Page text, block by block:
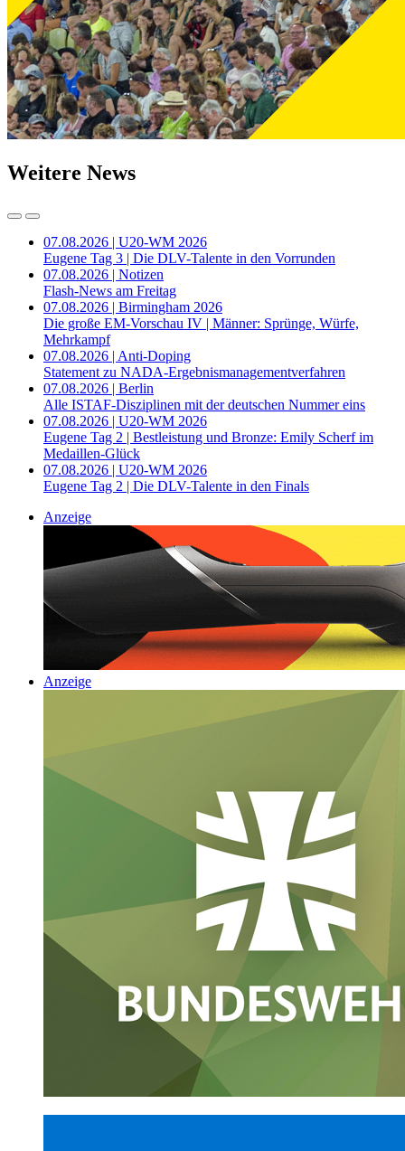
Weitere News
07.08.2026 | U20-WM 2026
Eugene Tag 3 | Die DLV-Talente in den Vorrunden
07.08.2026 | Notizen
Flash-News am Freitag
07.08.2026 | Birmingham 2026
Die große EM-Vorschau IV | Männer: Sprünge, Würfe,
Mehrkampf
07.08.2026 | Anti-Doping
Statement zu NADA-Ergebnismanagementverfahren
07.08.2026 | Berlin
Alle ISTAF-Disziplinen mit der deutschen Nummer eins
07.08.2026 | U20-WM 2026
Eugene Tag 2 | Bestleistung und Bronze: Emily Scherf im
Medaillen-Glück
07.08.2026 | U20-WM 2026
Eugene Tag 2 | Die DLV-Talente in den Finals
Anzeige
Anzeige